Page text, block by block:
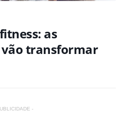
as
transformar
-